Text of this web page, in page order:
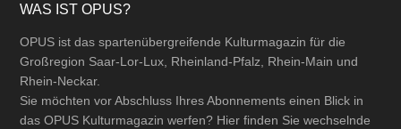
Footer
WAS IST OPUS?
OPUS ist das spartenübergreifende Kulturmagazin für die
Großregion Saar-Lor-Lux, Rheinland-Pfalz, Rhein-Main und
Rhein-Neckar.
Sie möchten vor Abschluss Ihres Abonnements einen Blick in
das OPUS Kulturmagazin werfen? Hier finden Sie wechselnde